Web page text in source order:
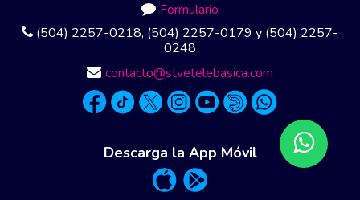
Formulario
(504) 2257-0218, (504) 2257-0179 y (504) 2257-
0248
contacto@stvetelebasica.com
Descarga la App Móvil